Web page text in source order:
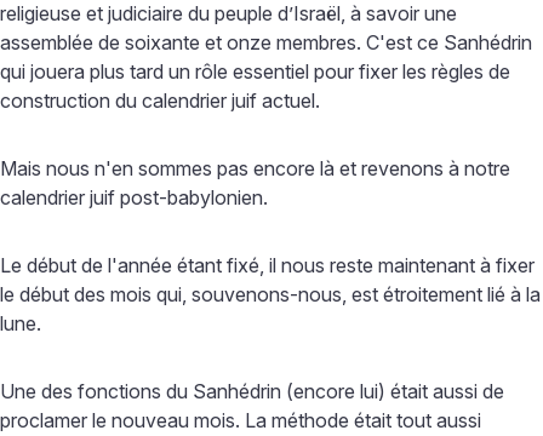
religieuse et judiciaire du peuple d’Israël, à savoir une
assemblée de soixante et onze membres. C'est ce Sanhédrin
qui jouera plus tard un rôle essentiel pour fixer les règles de
construction du calendrier juif actuel.
Mais nous n'en sommes pas encore là et revenons à notre
calendrier juif post-babylonien.
Le début de l'année étant fixé, il nous reste maintenant à fixer
le début des mois qui, souvenons-nous, est étroitement lié à la
lune.
Une des fonctions du Sanhédrin (encore lui) était aussi de
proclamer le nouveau mois. La méthode était tout aussi